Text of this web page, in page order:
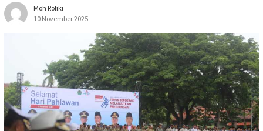
Moh Rofiki
10 November 2025